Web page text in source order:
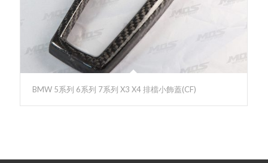
BMW 5系列 6系列 7系列 X3 X4 排檔小飾蓋(CF)